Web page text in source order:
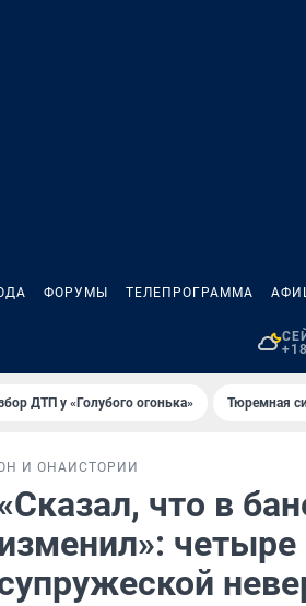
ФОРУМЫ ТЕЛЕПРОГРАММА
ДТП у «Голубого огонька» Тюремная
И ОНА ИСТОРИИ
что в